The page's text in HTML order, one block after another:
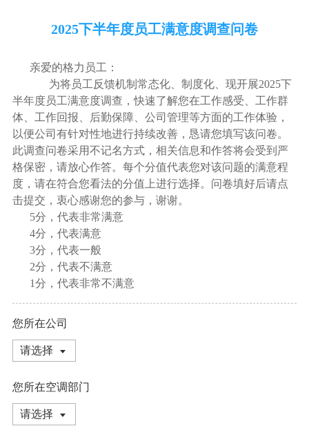
2025下半年度员工满意度调查问卷
亲爱的格力员工：
为将员工反馈机制常态化、制度化、现开展2025下
半年度员工满意度调查，快速了解您在工作感受、工作群
体、工作回报、后勤保障、公司管理等方面的工作体验，
以便公司有针对性地进行持续改善，恳请您填写该问卷。
此调查问卷采用不记名方式，相关信息和作答将会受到严
格保密，请放心作答。每个分值代表您对该问题的满意程
度，请在符合您看法的分值上进行选择。问卷填好后请点
击提交，衷心感谢您的参与，谢谢。
5分，代表非常满意
4分，代表满意
3分，代表一般
2分，代表不满意
1分，代表非常不满意
您所在公司
请选择
您所在空调部门
请选择